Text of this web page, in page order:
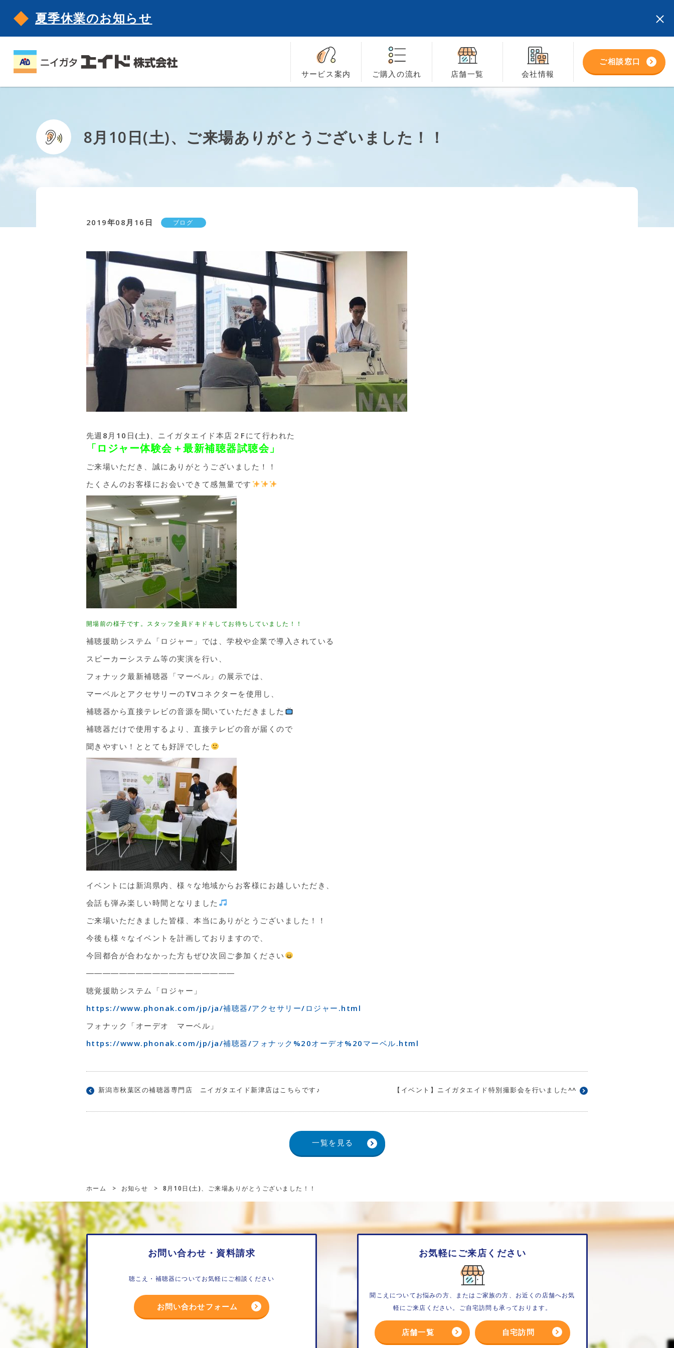
夏季休業のお知らせ
サービス 案内 ご購入の流れ 店舗一覧 会社情報
ご相談窓口
8月10日(土)、ご来場ありがとうございました！！
2019年08月16日 ブログ
先週8月10日(土)、ニイガタエイド本店２Fにて行われた
「ロジャー体験会＋最新補聴器試聴会」
ご来場いただき、誠にありがとうございました！！
たくさんのお客様にお会いできて感無量です
開場前の様子です。スタッフ全員ドキドキしてお待ちしていました！！
補聴援助システム「ロジャー」では、学校や企業で導入されている
スピーカーシステム等の実演を行い、
フォナック最新補聴器「マーベル」の展示では、
マーベルとアクセサリーのTVコネクターを使用し、
補聴器から直接テレビの音源を聞いていただきました
補聴器だけで使用するより、直接テレビの音が届くので
聞きやすい！ととても好評でした
イベントには新潟県内、様々な地域からお客様にお越しいただき、
会話も弾み楽しい時間となりました
ご来場いただきました皆様、本当にありがとうございました！！
今後も様々なイベントを計画しておりますので、
今回都合が合わなかった方もぜひ次回ご参加ください
――――――――――――――――――
聴覚援助システム「ロジャー」
https://www.phonak.com/jp/ja/補聴器/アクセサリー/ロジャー.html
フォナック「オーデオ マーベル」
https://www.phonak.com/jp/ja/補聴器/フォナック%20オーデオ%20マーベル.html
新潟市秋葉区の補聴器専門店 ニイガタエイド新津店はこちらです♪ 【イベント】ニイガタエイド特別撮影会を行いました^^
一覧を見る
ホーム > お知らせ > 8月10日(土)、ご来場ありがとうございました！！
お問い合わせ・資料請求
聴こえ・補聴器についてお気軽にご相談ください
お問い合わせフォーム
お気軽にご来店ください
聞こえについてお悩みの方、またはご家族の方、お近くの店舗へお気
軽にご来店ください。ご自宅訪問も承っております。
店舗一覧 自宅訪問